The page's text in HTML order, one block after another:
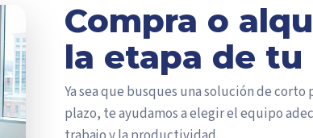
Compra o
la etapa de
Ya sea que busques una solución de
plazo, te ayudamos a elegir el equipo